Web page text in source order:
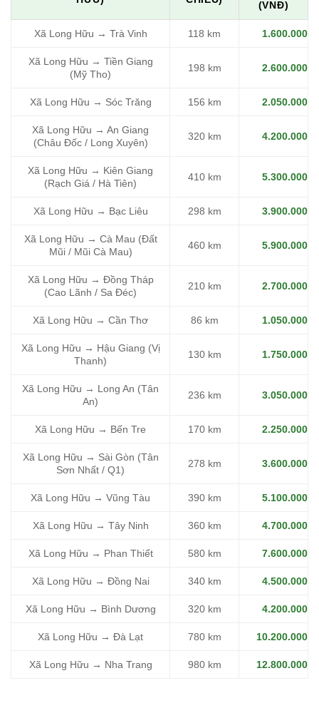
(VNĐ)
Xã Long Hữu → Trà Vinh 118 km 1.600.000
Xã Long Hữu → Tiền Giang
(Mỹ Tho)
198 km 2.600.000
Xã Long Hữu → Sóc Trăng 156 km 2.050.000
Xã Long Hữu → An Giang
(Châu Đốc / Long Xuyên)
320 km 4.200.000
Xã Long Hữu → Kiên Giang
(Rạch Giá / Hà Tiên)
410 km 5.300.000
Xã Long Hữu → Bạc Liêu 298 km 3.900.000
Xã Long Hữu → Cà Mau (Đất
Mũi / Mũi Cà Mau)
460 km 5.900.000
Xã Long Hữu → Đồng Tháp
(Cao Lãnh / Sa Đéc)
210 km 2.700.000
Xã Long Hữu → Cần Thơ 86 km 1.050.000
Xã Long Hữu → Hậu Giang (Vị
Thanh)
130 km 1.750.000
Xã Long Hữu → Long An (Tân
An)
236 km 3.050.000
Xã Long Hữu → Bến Tre 170 km 2.250.000
Xã Long Hữu → Sài Gòn (Tân
Sơn Nhất / Q1)
278 km 3.600.000
Xã Long Hữu → Vũng Tàu 390 km 5.100.000
Xã Long Hữu → Tây Ninh 360 km 4.700.000
Xã Long Hữu → Phan Thiết 580 km 7.600.000
Xã Long Hữu → Đồng Nai 340 km 4.500.000
Xã Long Hữu → Bình Dương 320 km 4.200.000
Xã Long Hữu → Đà Lạt 780 km 10.200.000
Xã Long Hữu → Nha Trang 980 km 12.800.000